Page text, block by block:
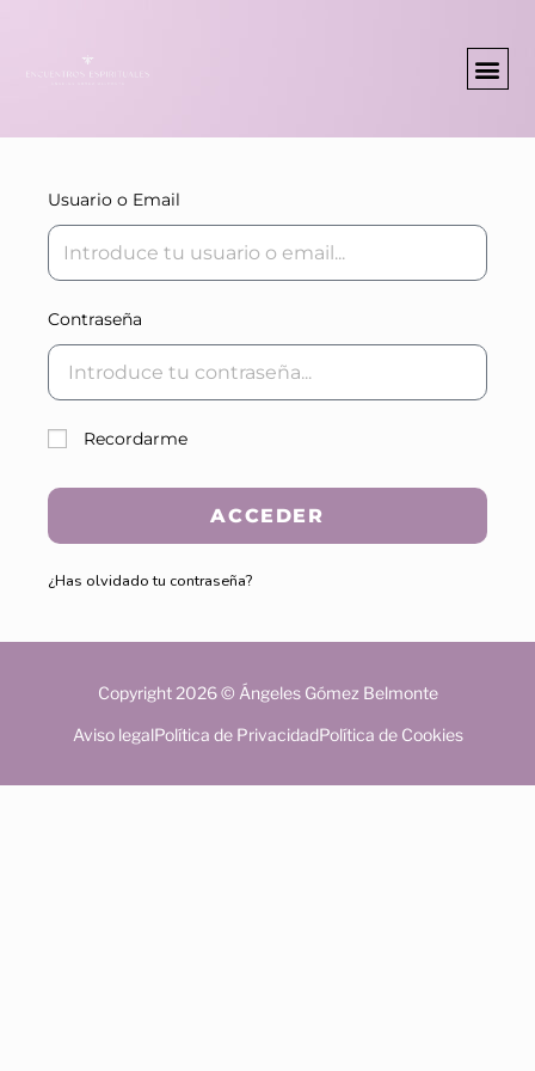
Usuario o Email
Contraseña
Recordarme
ACCEDER
¿Has olvidado tu contraseña?
Copyright 2026 © Ángeles Gómez Belmonte
Aviso legalPolítica de PrivacidadPolítica de Cookies